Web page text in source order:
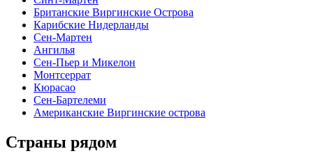
Британские Виргинские Острова
Карибские Нидерланды
Сен-Мартен
Ангилья
Сен-Пьер и Микелон
Монтсеррат
Кюрасао
Сен-Бартелеми
Американские Виргинские острова
Страны рядом